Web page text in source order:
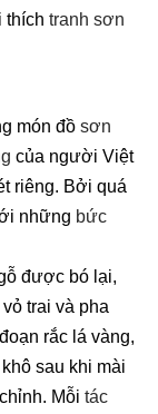
thích tranh sơn
món đồ sơn
của người Việt
riêng. Bởi quá
những bức
được bó lại,
trai và pha
rắc lá vàng,
sau khi mài
Mỗi tác